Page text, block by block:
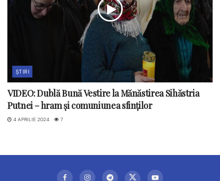
ȘTIRI
VIDEO: Dublă Bună Vestire la Mănăstirea Sihăstria
Putnei – hram și comuniunea sfinților
4 APRILIE 2024 7